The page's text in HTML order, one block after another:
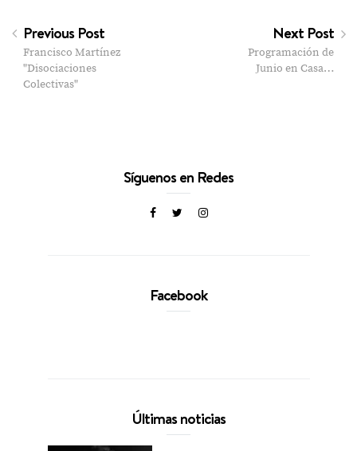
Previous Post
Francisco Martínez
"Disociaciones
Colectivas"
Next Post
Programación de
Junio en Casa…
Síguenos en Redes
Facebook
Últimas noticias